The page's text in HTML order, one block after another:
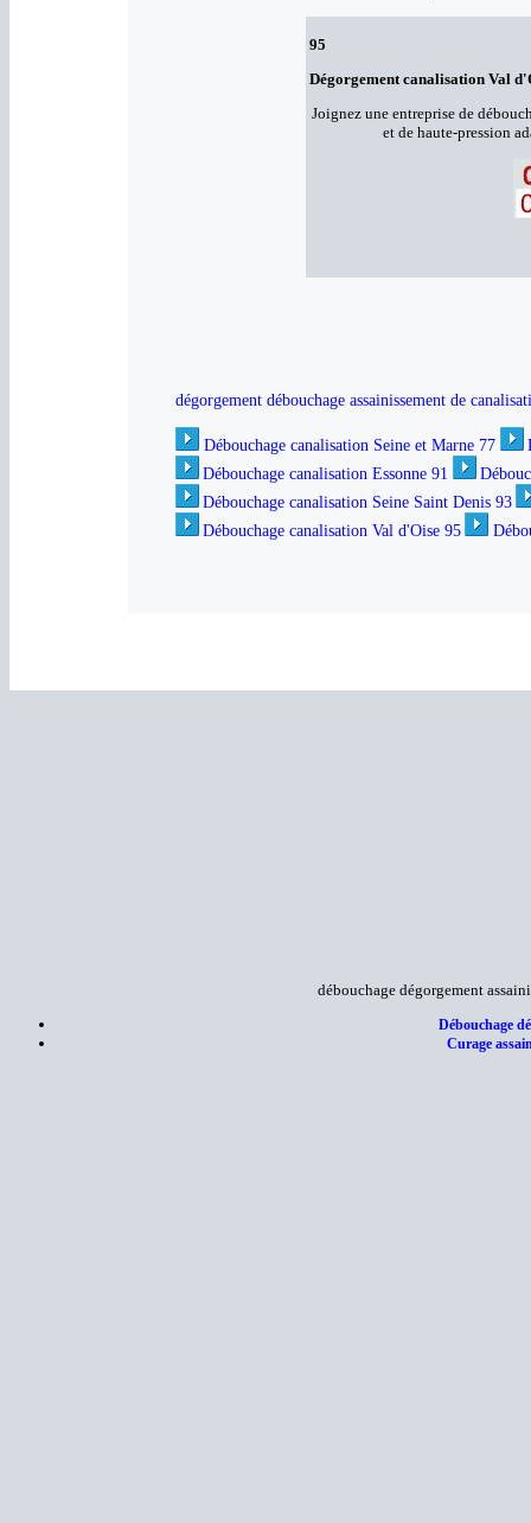
95
Dégorgement canalisation Val
Joignez une entreprise de
et de haute-pression
dégorgement débouchage assainissement de
Débouchage canalisation Seine et Marne 77
Débouchage canalisation Essonne 91
Débouchage canalisation Seine Saint Denis 93
Débouchage canalisation Val d'Oise 95
débouchage dégorgement
Débouchage
Curage